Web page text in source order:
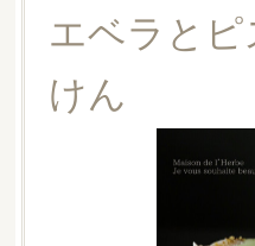
エベラと
けん